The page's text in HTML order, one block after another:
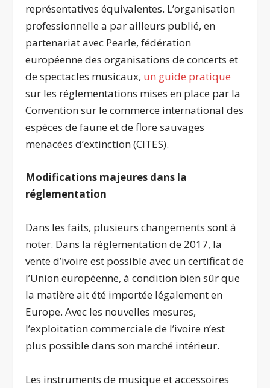
représentatives équivalentes. L’organisation
professionnelle a par ailleurs publié, en
partenariat avec Pearle, fédération
européenne des organisations de concerts et
de spectacles musicaux, un guide pratique
sur les réglementations mises en place par la
Convention sur le commerce international des
espèces de faune et de flore sauvages
menacées d’extinction (CITES).
Modifications majeures dans la
réglementation
Dans les faits, plusieurs changements sont à
noter. Dans la réglementation de 2017, la
vente d’ivoire est possible avec un certificat de
l’Union européenne, à condition bien sûr que
la matière ait été importée légalement en
Europe. Avec les nouvelles mesures,
l’exploitation commerciale de l’ivoire n’est
plus possible dans son marché intérieur.
Les instruments de musique et accessoires